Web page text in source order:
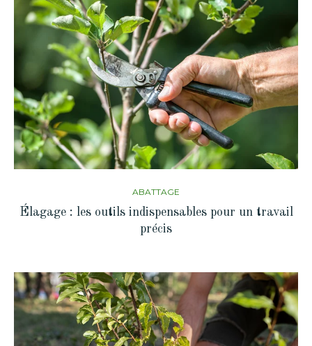
ABATTAGE
Élagage : les outils indispensables pour un travail
précis